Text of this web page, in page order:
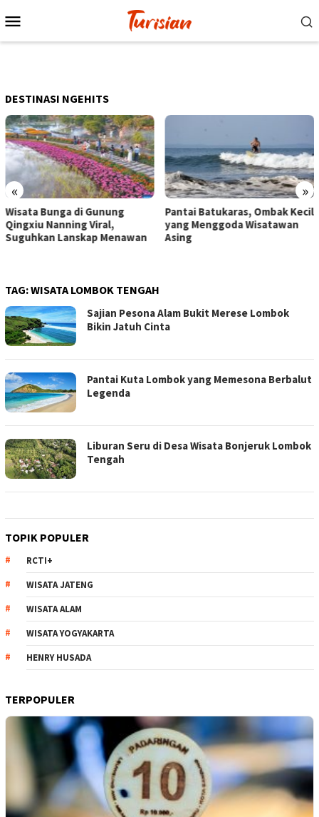
ke
Mobile
DESTINASI NGEHITS
« »
Pantai Batukaras, Ombak Kecil
yang Menggoda Wisatawan
Asing
Senja di Pantai
Wisatawan
TAG:WISATA LOMBOK TENGAH
Sajian Pesona Alam Bukit Merese Lombok
Bikin Jatuh Cinta
Pantai Kuta Lombok yang Memesona Berbalut
Legenda
Liburan Seru di Desa Wisata Bonjeruk Lombok
Tengah
TOPIK POPULER
RCTI+
WISATA JATENG
WISATA ALAM
WISATA YOGYAKARTA
HENRY HUSADA
TERPOPULER